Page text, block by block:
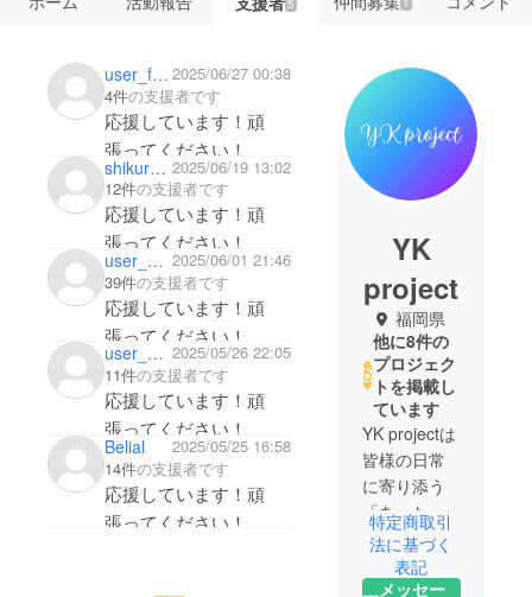
user_fcba80521194 2025/06/27 00:38
4件の支援者です
応援しています！頑
張ってください！
shikuramen_3gou 2025/06/19 13:02
12件の支援者です
応援しています！頑
張ってください！
user_4def44ea5d84 2025/06/01 21:46
39件の支援者です
応援しています！頑
張ってください！
user_e4672061dcf4 2025/05/26 22:05
11件の支援者です
応援しています！頑
張ってください！
Belial
2025/05/25 16:58
14件の支援者です
応援しています！頑
張ってください！
YK
project
福岡県
他に8件の
プロジェク
トを掲載し
ています
YK projectは
皆様の日常
に寄り添う
「あったら
便利」な製
品をお届け
します。
特定商取引
法に基づく
表記
メッセー